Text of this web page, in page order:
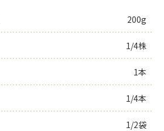
200g
1/4株
1本
1/4本
1/2袋